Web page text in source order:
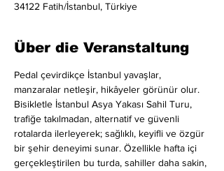
34122 Fatih/İstanbul, Türkiye
Über die Veranstaltung
Pedal çevirdikçe İstanbul yavaşlar,
manzaralar netleşir, hikâyeler görünür olur.
Bisikletle İstanbul Asya Yakası Sahil Turu,
trafiğe takılmadan, alternatif ve güvenli
rotalarda ilerleyerek; sağlıklı, keyifli ve özgür
bir şehir deneyimi sunar. Özellikle hafta içi
gerçekleştirilen bu turda, sahiller daha sakin,